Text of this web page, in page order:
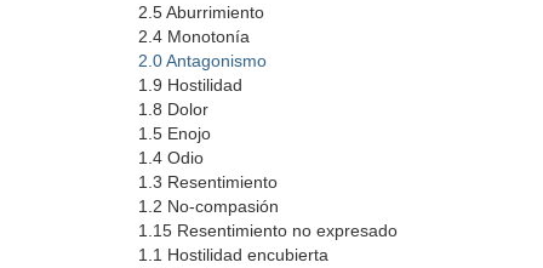
2.5 Aburrimiento
2.4 Monotonía
2.0 Antagonismo
1.9 Hostilidad
1.8 Dolor
1.5 Enojo
1.4 Odio
1.3 Resentimiento
1.2 No-compasión
1.15 Resentimiento no expresado
1.1 Hostilidad encubierta